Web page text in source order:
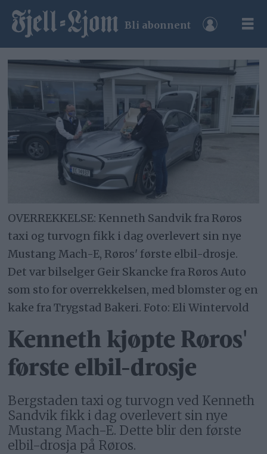
Bli abonnent
OVERREKKELSE: Kenneth Sandvik fra Røros
taxi og turvogn fikk i dag overlevert sin nye
Mustang Mach-E, Røros' første elbil-drosje.
Det var bilselger Geir Skancke fra Røros Auto
som sto for overrekkelsen, med blomster og en
kake fra Trygstad Bakeri. Foto: Eli Wintervold
Kenneth kjøpte Røros'
første elbil-drosje
Bergstaden taxi og turvogn ved Kenneth
Sandvik fikk i dag overlevert sin nye
Mustang Mach-E. Dette blir den første
elbil-drosja på Røros.